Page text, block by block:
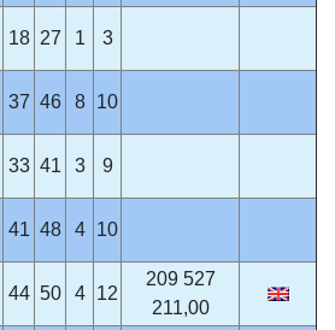
18 27 1 3
37 46 8 10
33 41 3 9
41 48 4 10
44 50 4 12
209 527
211,00